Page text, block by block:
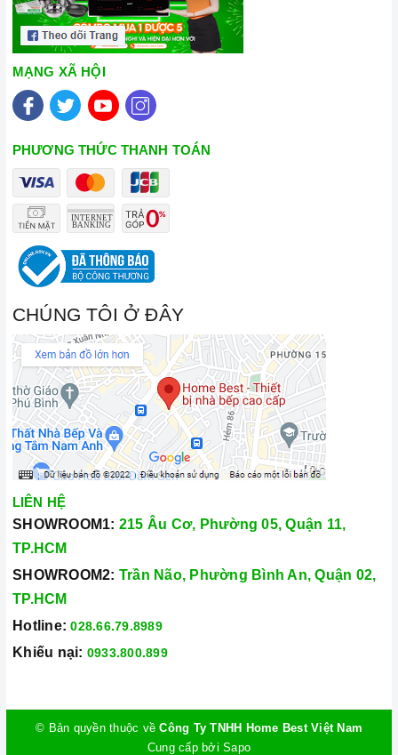
MẠNG XÃ HỘI
PHƯƠNG THỨC THANH TOÁN
CHÚNG TÔI Ở ĐÂY
LIÊN HỆ
SHOWROOM1: 215 Âu Cơ, Phường 05, Quận 11,
TP.HCM
SHOWROOM2: Trần Não, Phường Bình An, Quận 02,
TP.HCM
Hotline: 028.66.79.8989
Khiếu nại: 0933.800.899
© Bản quyền thuộc vềCông Ty TNHH Home Best Việt Nam
Cung cấp bởiSapo